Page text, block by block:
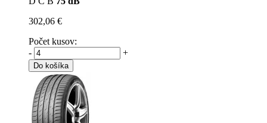
302,06 €
Počet kusov:
-
+
Do košíka